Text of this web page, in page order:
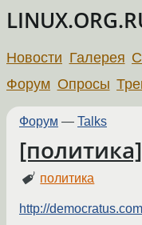
Новости Галерея
Форум Опросы
Форум — Talks
политика
http://